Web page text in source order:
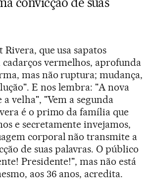
que usa sapatos
vermelhos, aprofunda
mas não ruptura; mudança,
E nos lembra: "A nova
velha", "Vem a segunda
é o primo da família que
e secretamente invejamos,
corporal não transmite a
de suas palavras. O público
Presidente!", mas não está
aos 36 anos, acredita.